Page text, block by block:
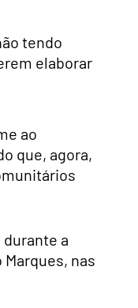
tendo
elaborar
ao
que, agora,
a
nas